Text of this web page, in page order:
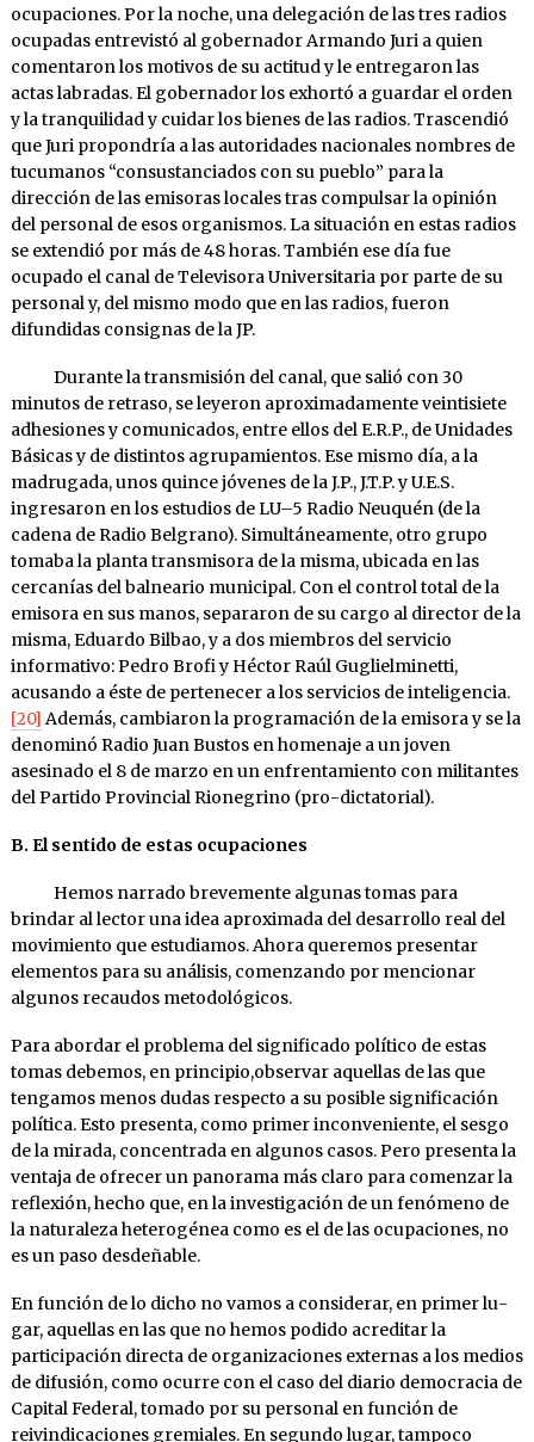
ocupaciones. Por la noche, una delegación de las tres radios
ocupadas entrevistó al go­berna­dor Armando Juri a quien
comentaron los motivos de su actitud y le entregaron las
actas labradas. El gobernador los ex­hortó a guardar el orden
y la tranqui­lidad y cui­dar los bienes de las ra­dios. Trascendió
que Juri propondría a las auto­ridades naciona­les nombres de
tucumanos “consustanciados con su pueblo” para la
dirección de las emisoras locales tras com­pulsar la opinión
del personal de esos organismos. La situación en estas radios
se extendió por más de 48 horas. También ese día fue
ocupado el canal de Televisora Universitaria por parte de su
per­sonal y, del mismo modo que en las radios, fueron
difundidas con­signas de la JP.
Durante la transmisión del canal, que salió con 30
minutos de retraso, se leyeron aproximadamente veintisiete
adhesiones y comu­nicados, entre ellos del E.R.P., de Unidades
Básicas y de distintos agrupa­mientos. Ese mismo día, a la
madrugada, unos quince jóvenes de la J.P., J.T.P. y U.E.S.
ingresaron en los estudios de LU–5 Radio Neuquén (de la
cadena de Radio Belgrano). Simultáneamente, otro grupo
tomaba la planta transmisora de la misma, ubicada en las
cercanías del balneario municipal. Con el control total de la
emisora en sus manos, separaron de su cargo al director de la
misma, Eduardo Bilbao, y a dos miembros del servicio
informativo: Pedro Brofi y Héctor Raúl Guglielminetti,
acusando a éste de pertenecer a los servicios de inteligencia.
[20] Además, cambiaron la programación de la emisora y se la
denominó Radio Juan Bustos en homenaje a un joven
asesinado el 8 de marzo en un enfrentamiento con militantes
del Partido Provincial Rionegrino (pro-dictatorial).
B. El sentido de estas ocupaciones
Hemos narrado brevemente algunas tomas para
brindar al lector una idea aproximada del desarrollo real del
movimiento que estudiamos. Ahora queremos presentar
elementos para su análisis, comenzando por mencionar
algunos recaudos metodológicos.
Para abordar el problema del significado político de estas
tomas debemos, en principio,observar aque­llas de las que
tengamos menos dudas respecto a su posible signi­ficación
política. Esto presenta, como primer inconveniente, el sesgo
de la mirada, concentrada en algunos casos. Pero presenta la
ventaja de ofrecer un panorama más claro para comenzar la
refle­xión, hecho que, en la investigación de un fenómeno de
la natura­leza heterogénea como es el de las ocupaciones, no
es un paso des­deñable.
En función de lo dicho no vamos a considerar, en primer lu­
gar, aquellas en las que no hemos podido acreditar la
participa­ción directa de organi­zaciones externas a los medios
de difusión, como ocurre con el caso del diario democracia de
Capital Fede­ral, tomado por su per­so­nal en función de
reivindicaciones gre­mia­les. En segundo lugar, tampoco